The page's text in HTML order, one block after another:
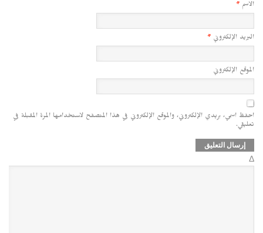
الاسم *
البريد الإلكتروني *
الموقع الإلكتروني
احفظ اسمي، بريدي الإلكتروني، والموقع الإلكتروني في هذا المتصفح لاستخدامها المرة المقبلة في
تعليقي.
Δ